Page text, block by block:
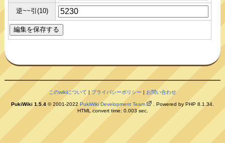
逆~~引(10)
このwikiについて |プライバシーポリシー | お問い合わせ
PukiWiki 1.5.4 © 2001-2022PukiWiki Development Team
. Powered by PHP 8.1.34.
HTML convert time: 0.003 sec.